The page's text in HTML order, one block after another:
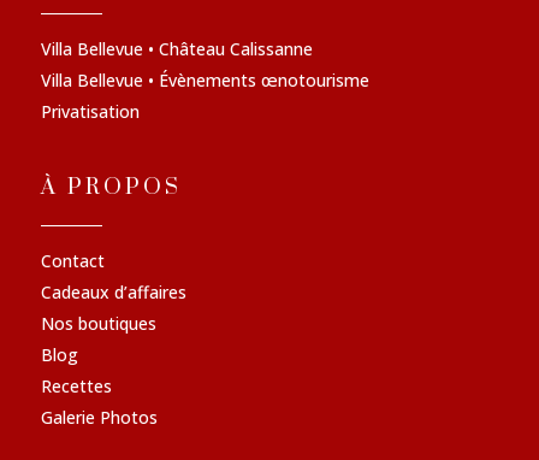
Villa Bellevue • Château Calissanne
Villa Bellevue • Évènements œnotourisme
Privatisation
À PROPOS
Contact
Cadeaux d’affaires
Nos boutiques
Blog
Recettes
Galerie Photos